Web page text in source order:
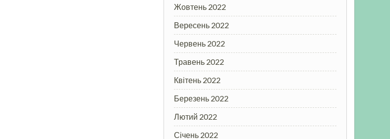
Жовтень 2022
Вересень 2022
Червень 2022
Травень 2022
Квітень 2022
Березень 2022
Лютий 2022
Січень 2022